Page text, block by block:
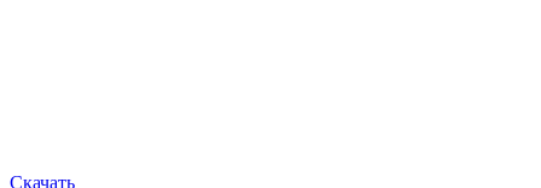
Скачать